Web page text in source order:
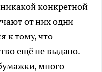
конкретной
от них одни
к тому, что
ещё не выдано.
много